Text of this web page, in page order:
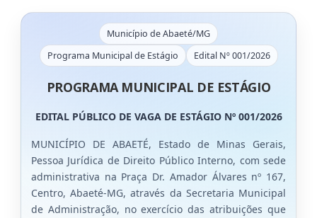
Município de Abaeté/MG
Programa Municipal de Estágio
Edital Nº 001/2026
PROGRAMA MUNICIPAL DE ESTÁGIO
EDITAL PÚBLICO DE VAGA DE ESTÁGIO Nº 001/2026
MUNICÍPIO DE ABAETÉ, Estado de Minas Gerais,
Pessoa Jurídica de Direito Público Interno, com sede
administrativa na Praça Dr. Amador Álvares nº 167,
Centro, Abaeté-MG, através da Secretaria Municipal
de Administração, no exercício das atribuições que